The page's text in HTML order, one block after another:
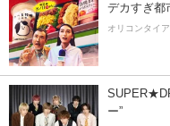
デカすぎ都
オリコンタイ
ー”